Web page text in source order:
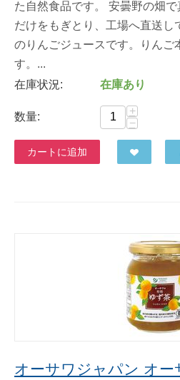
た自然食品です。 安曇野の畑
だけをもぎとり、工場へ直送し
のりんごジュースです。りんご
す。...
在庫状況:
在庫あり
数量:
+
−
カートに追加
オーサワジャパン オー